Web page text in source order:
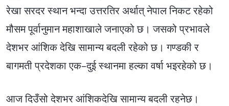
रेखा सरदर स्थान भन्दा उत्तरतिर अर्थात् नेपाल निकट रहेको
मौसम पूर्वानुमान महाशाखाले जनाएको छ। जसको प्रभावले
देशभर आंशिक देखि सामान्य बदली रहेको छ। गण्डकी र
बागमती प्रदेशका एक–दुई स्थानमा हल्का वर्षा भइरहेको छ।
आज दिउँसो देशभर आंशिकदेखि सामान्य बदली रहनेछ।